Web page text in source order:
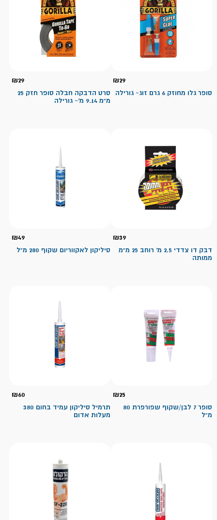
₪29
סופר גלו מחוזק 6 גרם זוג- גורילה
₪29
סרט הדבקה חבלה סופר חזק 25
מ"מ 9.14 מ'- גורילה
₪39
דבק דו צדדי 2.5 מ' רוחב 25 מ"מ
ממותה
₪49
סיליקון לאקווריום שקוף 280 מ"ל
₪25
סופר 7 לבן/שקוף שפורפרת 80
מ"ל
₪60
תרמיל סיליקון עמיד בחום 380
מעלות אדום